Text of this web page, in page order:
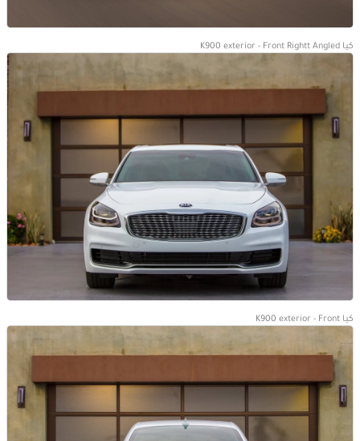
كيا K900 exterior - Front Rightt Angled
كيا K900 exterior - Front